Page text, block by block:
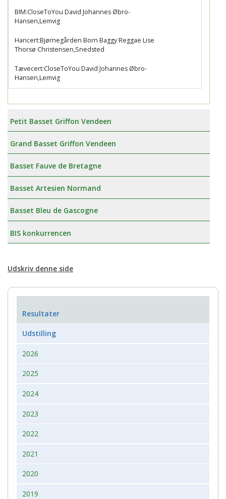
BIM:CloseToYou David Johannes Øbro-
Hansen,Lemvig
Hancert:Bjørnegården Born Baggy Reggae Lise
Thorsø Christensen,Snedsted
Tævecert:CloseToYou David Johannes Øbro-
Hansen,Lemvig
Petit Basset Griffon Vendeen
Grand Basset Griffon Vendeen
Basset Fauve de Bretagne
Basset Artesien Normand
Basset Bleu de Gascogne
BIS konkurrencen
Udskriv denne side
Resultater
Udstilling
2026
2025
2024
2023
2022
2021
2020
2019